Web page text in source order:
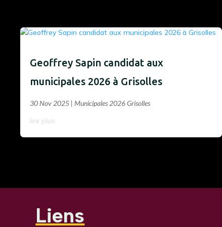
Geoffrey Sapin candidat aux
municipales 2026 à Grisolles
30 Nov 2025 | Municipales 2026 Grisolles
lire plus
Liens